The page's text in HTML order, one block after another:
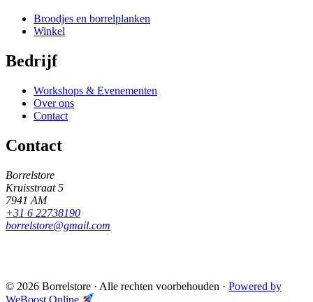
Broodjes en borrelplanken
Winkel
Bedrijf
Workshops & Evenementen
Over ons
Contact
Contact
Borrelstore
Kruisstraat 5
7941 AM
+31 6 22738190
borrelstore@gmail.com
© 2026 Borrelstore · Alle rechten voorbehouden · Powered by
WeBoost Online